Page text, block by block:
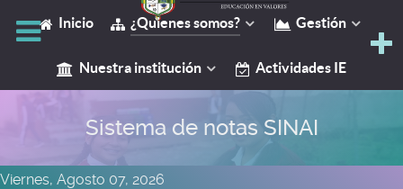
Inicio ¿Quienes somos? Gestión
Nuestra institución Actividades IE
Sistema de notas SINAI
Viernes, Agosto 07, 2026